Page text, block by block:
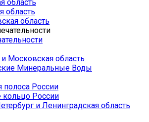
область
область
область
Московская область
Минеральные Воды
полоса России
кольцо России
и Ленинградская область